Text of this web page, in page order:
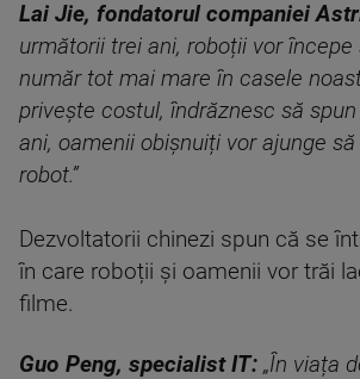
Lai Jie, fondatorul companiei
următorii trei ani, roboții vor începe
număr tot mai mare în casele
privește costul, îndrăznesc să
ani, oamenii obișnuiți vor ajunge
robot.”
Dezvoltatorii chinezi spun că se
în care roboții și oamenii vor trăi
filme.
Guo Peng, specialist IT: „În viața